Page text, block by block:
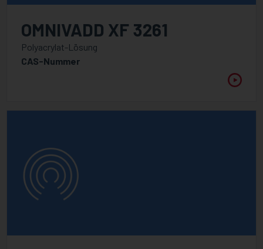
OMNIVADD XF 3261
Polyacrylat-Lösung
CAS-Nummer